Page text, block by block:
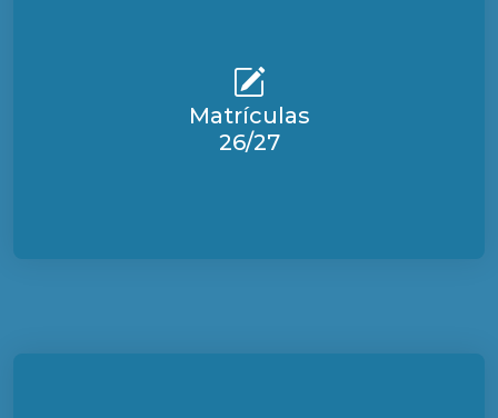
Matrículas
26/27